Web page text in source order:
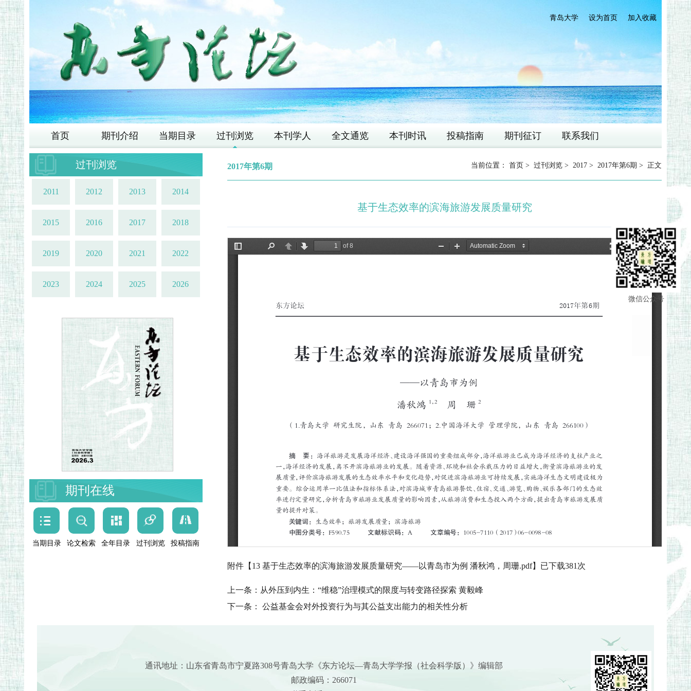
加入收藏
设为首页
青岛大学
首页 期刊介绍 当期目录 过刊浏览 本刊学人 全文通览 本刊时讯 投稿指南 期刊征订 联系我们
微信公众号
过刊浏览
2011 2012 2013 2014
2015 2016 2017 2018
2019 2020 2021 2022
2023 2024 2025 2026
期刊在线
当期目录 论文检索 全年目录 过刊浏览 投稿指南
2017年第6期 当前位置： 首页 > 过刊浏览 > 2017 > 2017年第6期 > 正文
基于生态效率的滨海旅游发展质量研究
附件【 13 基于生态效率的滨海旅游发展质量研究——以青岛市为例 潘秋鸿，周珊.pdf】已下载381 次
上一条： 从外压到内生：“维稳”治理模式的限度与转变路径探索 黄毅峰
下一条：
公益基金会对外投资行为与其公益支出能力的相关性分析
通讯地址：山东省青岛市宁夏路308号青岛大学《东方论坛—青岛大学学报（社会科学版）》编辑部
邮政编码：266071